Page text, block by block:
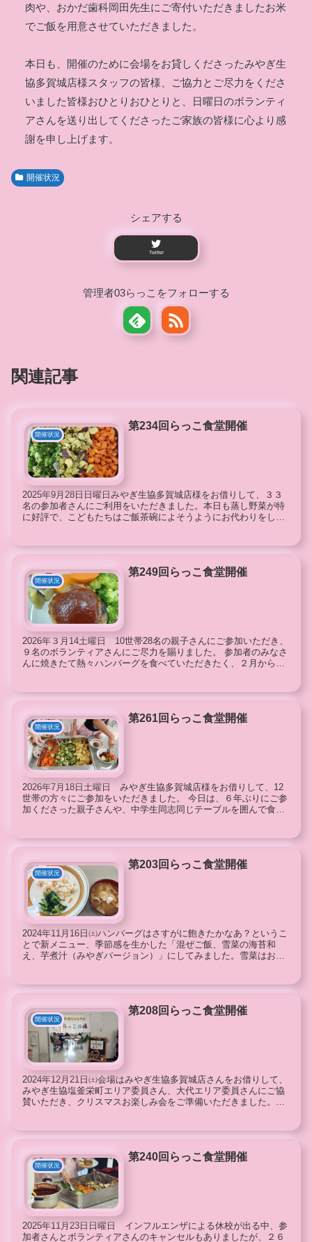
肉や、おかだ歯科岡田先生にご寄付いただきましたお米
でご飯を用意させていただきました。
本日も、開催のために会場をお貸しくださったみやぎ生
協多賀城店様スタッフの皆様、ご協力とご尽力をくださ
いました皆様おひとりおひとりと、日曜日のボランティ
アさんを送り出してくださったご家族の皆様に心より感
謝を申し上げます。
開催状況
シェアする
Twitter
管理者03らっこをフォローする
関連記事
開催状況
第234回らっこ食堂開催
2025年9月28日日曜日みやぎ生協多賀城店様をお借りして、３３
名の参加者さんにご利用をいただきました。本日も蒸し野菜が特
に好評で、こどもたちはご飯茶碗によそうようにお代わりをして
開催状況
第249回らっこ食堂開催
2026年３月14土曜日 10世帯28名の親子さんにご参加いただき、
９名のボランティアさんにご尽力を賜りました。 参加者のみなさ
んに焼きたて熱々ハンバーグを食べていただきたく、２月から参
開催状況
第261回らっこ食堂開催
2026年7月18日土曜日 みやぎ生協多賀城店様をお借りして、12
世帯の方々にご参加をいただきました。 今日は、６年ぶりにご参
加くださった親子さんや、中学生同志同じテーブルを囲んで食事
開催状況
第203回らっこ食堂開催
2024年11月16日㈯ハンバーグはさすがに飽きたかなあ？というこ
とで新メニュー、季節感を生かした「混ぜご飯、雪菜の海苔和
え、芋煮汁（みやぎバージョン）」にしてみました。雪菜はおひ
開催状況
第208回らっこ食堂開催
2024年12月21日㈯会場はみやぎ生協多賀城店さんをお借りして、
みやぎ生協塩釜栄町エリア委員さん、大代エリア委員さんにご協
賛いただき、クリスマスお楽しみ会をご準備いただきました。こ
開催状況
第240回らっこ食堂開催
2025年11月23日日曜日 インフルエンザによる休校が出る中、参
加者さんとボランティアさんのキャンセルもありましたが、２６